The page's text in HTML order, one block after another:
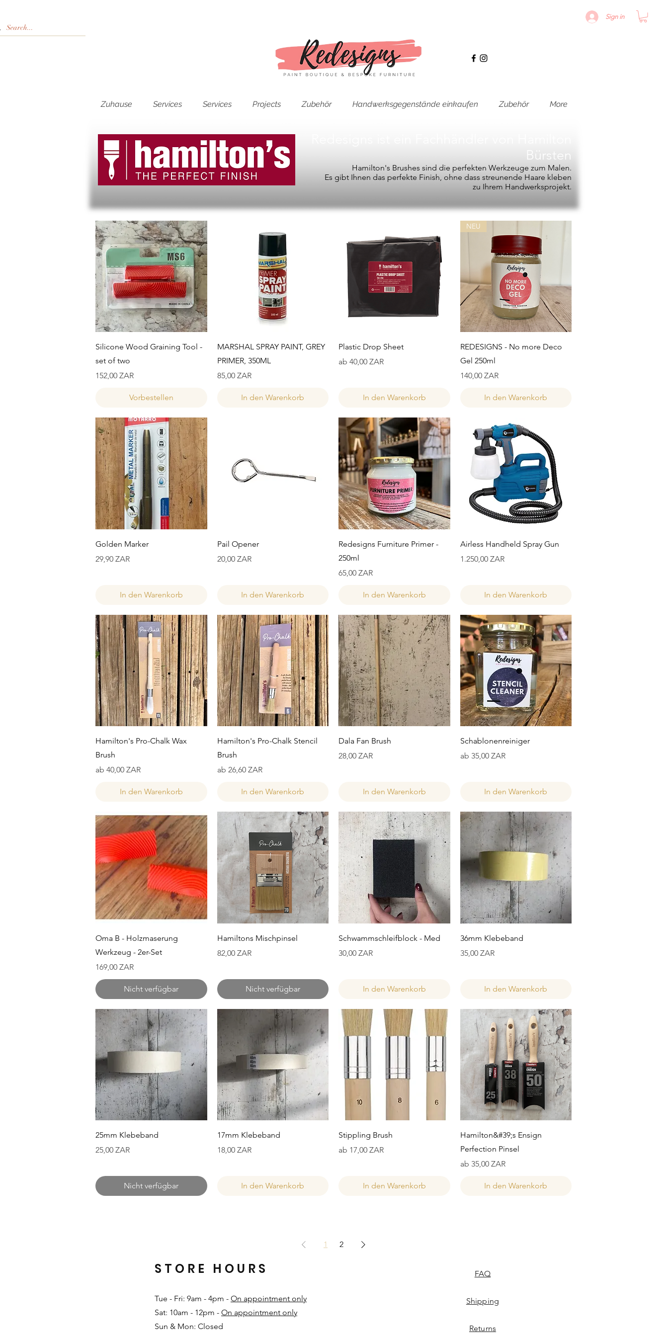
Sign in
Zuhause Services Services Projects Zubehör Handwerksgegenstände einkaufen Zubehör More
Bürsten
Hamilton's Brushes sind die perfekten Werkzeuge zum Malen.
Es gibt Ihnen das perfekte Finish, ohne dass streunende Haare kleben
zu Ihrem Handwerksprojekt.
Schnellansicht
Silicone Wood Graining Tool -
set of two
Preis
152,00 ZAR
Vorbestellen
Schnellansicht
MARSHAL SPRAY PAINT, GREY
PRIMER, 350ML
Preis
85,00 ZAR
In den Warenkorb
Schnellansicht
Plastic Drop Sheet
ab 40,00 ZAR
Sale-Preis
In den Warenkorb
Schnellansicht
NEU
REDESIGNS - No more Deco
Gel 250ml
Preis
140,00 ZAR
In den Warenkorb
Schnellansicht
Golden Marker
Preis
29,90 ZAR
In den Warenkorb
Schnellansicht
Pail Opener
Preis
20,00 ZAR
In den Warenkorb
Schnellansicht
Redesigns Furniture Primer -
250ml
Preis
65,00 ZAR
In den Warenkorb
Schnellansicht
Airless Handheld Spray Gun
Preis
1.250,00 ZAR
In den Warenkorb
Schnellansicht
Hamilton's Pro-Chalk Wax
Brush
ab 40,00 ZAR
Sale-Preis
In den Warenkorb
Schnellansicht
Hamilton's Pro-Chalk Stencil
Brush
ab 26,60 ZAR
Sale-Preis
In den Warenkorb
Schnellansicht
Dala Fan Brush
Preis
28,00 ZAR
In den Warenkorb
Schnellansicht
Schablonenreiniger
ab 35,00 ZAR
Sale-Preis
In den Warenkorb
Schnellansicht
Oma B - Holzmaserung
Werkzeug - 2er-Set
Preis
169,00 ZAR
Nicht verfügbar
Schnellansicht
Hamiltons Mischpinsel
Preis
82,00 ZAR
Nicht verfügbar
Schnellansicht
Schwammschleifblock - Med
Preis
30,00 ZAR
In den Warenkorb
Schnellansicht
36mm Klebeband
Preis
35,00 ZAR
In den Warenkorb
Schnellansicht
25mm Klebeband
Preis
25,00 ZAR
Nicht verfügbar
Schnellansicht
17mm Klebeband
Preis
18,00 ZAR
In den Warenkorb
Schnellansicht
Stippling Brush
ab 17,00 ZAR
Sale-Preis
In den Warenkorb
Schnellansicht
Hamilton&#39;s Ensign
Perfection Pinsel
ab 35,00 ZAR
Sale-Preis
In den Warenkorb
1 2
Tue - Fri: 9am - 4pm - On appointment only
Sat: 10am - 12pm - On appointment only
Sun & Mon: Closed​
STORE HOURS FAQ
Shipping
Returns